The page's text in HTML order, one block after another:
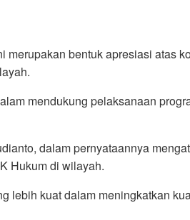
bentuk apresiasi atas
mendukung pelaksanaan
dalam pernyataannya
Hukum di wilayah.
lebih kuat dalam meningkatkan